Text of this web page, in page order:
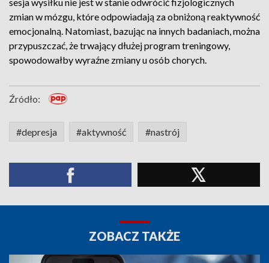
zmian w mózgu, które odpowiadają za obniżoną reaktywność
emocjonalną. Natomiast, bazując na innych badaniach, można
przypuszczać, że trwający dłużej program treningowy,
spowodowałby wyraźne zmiany u osób chorych.
Źródło:
#depresja #aktywność #nastrój
ZOBACZ TAKŻE